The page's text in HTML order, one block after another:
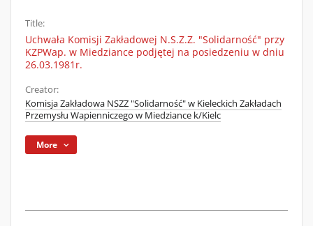
Title:
Uchwała Komisji Zakładowej N.S.Z.Z. "Solidarność" przy
KZPWap. w Miedziance podjętej na posiedzeniu w dniu
26.03.1981r.
Creator:
Komisja Zakładowa NSZZ "Solidarność" w Kieleckich Zakładach
Przemysłu Wapienniczego w Miedziance k/Kielc
More